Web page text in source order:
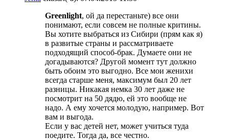
Greenlight, ой да перестаньте) все они
понимают, если совсем не полные критины.
Вы хотите выбраться из Сибири (прям как я)
в развитые страны и рассматриваете
подходящий способ-брак. Думаете они не
догадываются? Другой момент тут должно
быть обоим это выгодно. Все мои женихи
всегда старше меня, максимум был 20 лет
разницы. Никакая немка 30 лет даже не
посмотрит на 50 дядю, ей это вообще не
надо. А ему хочется молодую, например. Вот
вам и выгода.
Если у вас детей нет, может учиться туда
поедите. Тогда да, все честно.